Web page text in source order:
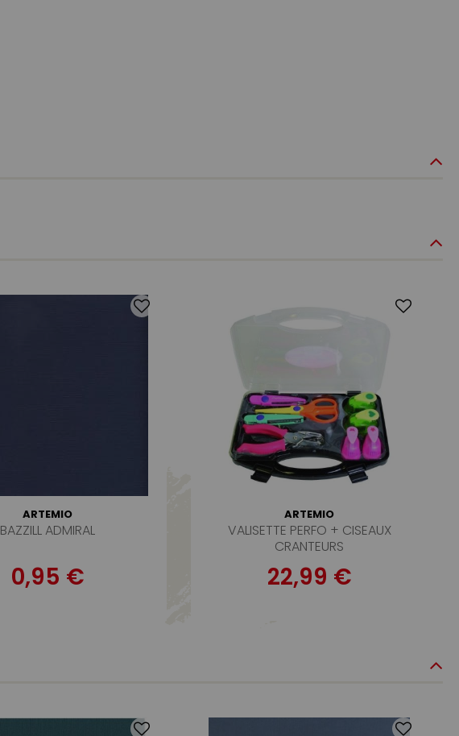
ARTEMIO
BAZZILL ADMIRAL
0,95 €
ARTEMIO
VALISETTE PERFO + CISEAUX
CRANTEURS
22,99 €